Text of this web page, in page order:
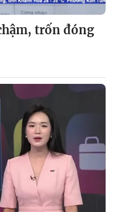
trốn đóng